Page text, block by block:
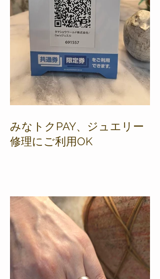
みなトクPAY、ジュエリー
修理にご利用OK